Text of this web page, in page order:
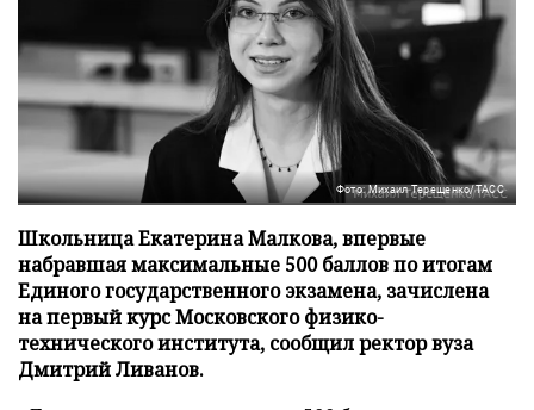
Фото: Михаил Терещенко/ТАСС
Школьница Екатерина Малкова, впервые
набравшая максимальные 500 баллов по итогам
Единого государственного экзамена, зачислена
на первый курс Московского физико-
технического института, сообщил ректор вуза
Дмитрий Ливанов.